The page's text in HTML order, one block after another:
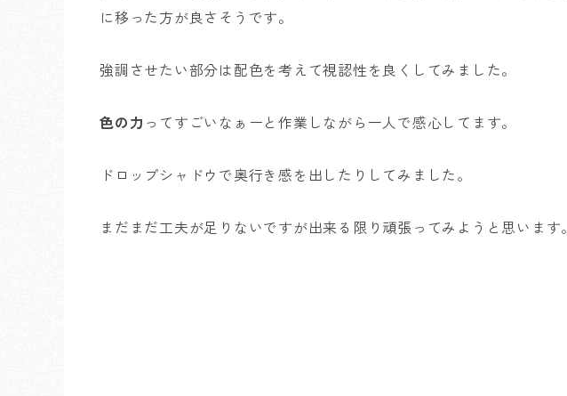
に移った方が良さそうです。
強調させたい部分は配色を考えて視認性を良くしてみました。
色の力 ってすごいなぁーと作業しながら一人で感心してます。
ドロップシャドウで奥行き感を出したりしてみました。
まだまだ工夫が足りないですが出来る限り頑張ってみようと思います。